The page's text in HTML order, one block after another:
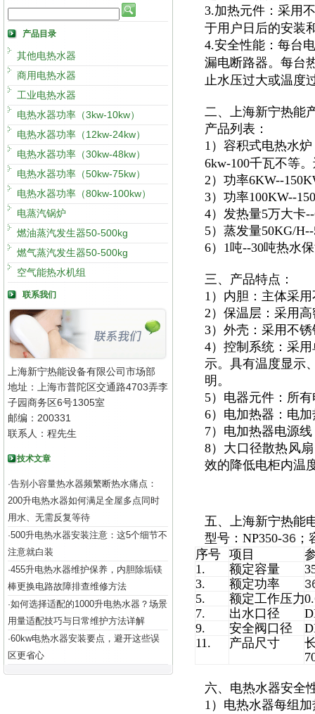
产品目录
其他电热水器
商用电热水器
工业电热水器
电热水器功率（3kw-10kw）
电热水器功率（12kw-24kw）
电热水器功率（30kw-48kw）
电热水器功率（50kw-75kw）
电热水器功率（80kw-100kw）
电蒸汽锅炉
燃油蒸汽发生器50-500kg
燃气蒸汽发生器50-500kg
空气能热水机组
联系我们
上海新宁热能设备有限公司市场部
地址：上海市普陀区交通路4703弄李
子园商务区6号1305室
邮编：200331
联系人：程先生
技术文章
·告别小容量热水器频繁断热水痛点：
200升电热水器如何满足全屋多点同时
用水、无需反复等待
·500升电热水器安装注意：这5个细节不
注意就白装
·455升电热水器维护保养，内胆除垢镁
棒更换电路故障排查维修方法
·如何选择适配的1000升电热水器？场景
用量适配技巧与日常维护方法详解
·60kw电热水器安装要点，避开这些误
区更省心
3.加热元件：采用
于用户日后的安装
4.安全性能：每台
漏电断路器。每台
止水压过大或温度
二、上海新宁热能
产品列表：
1）容积式电热水
6kw-100千瓦不等
2）功率6KW--
3）功率100KW--
4）发热量5万大卡
5）蒸发量50KG/
6）1吨--30吨热水
三、产品特点：
1）内胆：主体采
2）保温层：采用
3）外壳：采用不
4）控制系统：采
示。具有温度显示
明。
5）电器元件：所
6）电加热器：电
7）电加热器电源
8）大口径散热风
效的降低电柜内温
五、上海新宁热能
型号：NP350-36
序号
项目
1.
额定容量
3.
额定功率
5.
额定工作压力
7.
出水口径
9.
安全阀口径
11.
产品尺寸
六、电热水器安全
1）电热水器每组